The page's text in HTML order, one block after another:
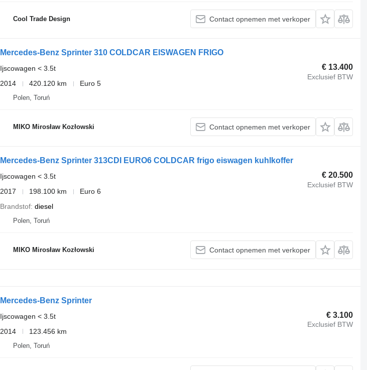
Cool Trade Design Contact opnemen met verkoper
Mercedes-Benz Sprinter 310 COLDCAR EISWAGEN FRIGO
€ 13.400
Exclusief BTW
Ijscowagen < 3.5t
2014
420.120 km Euro 5
Polen, Toruń
MIKO Mirosław Kozłowski Contact opnemen met verkoper
Mercedes-Benz Sprinter 313CDI EURO6 COLDCAR frigo eiswagen kuhlkoffer
€ 20.500
Exclusief BTW
Ijscowagen < 3.5t
2017
198.100 km
Euro 6
Brandstof diesel
Polen, Toruń
MIKO Mirosław Kozłowski Contact opnemen met verkoper
Mercedes-Benz Sprinter
€ 3.100
Exclusief BTW
Ijscowagen < 3.5t
2014
123.456 km
Polen, Toruń